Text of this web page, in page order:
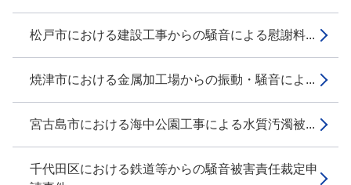
松戸市における建設工事からの騒音による慰謝料...
焼津市における金属加工場からの振動・騒音によ...
宮古島市における海中公園工事による水質汚濁被...
千代田区における鉄道等からの騒音被害責任裁定申